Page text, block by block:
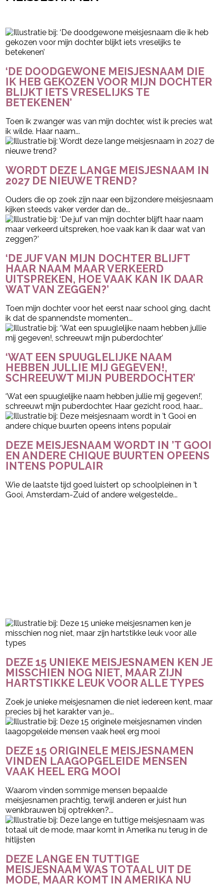
‘DE DOODGEWONE MEISJESNAAM DIE
IK HEB GEKOZEN VOOR MIJN DOCHTER
BLIJKT IETS VRESELIJKS TE
BETEKENEN’
Toen ik zwanger was van mijn dochter, wist ik precies wat
ik wilde. Haar naam...
WORDT DEZE LANGE MEISJESNAAM IN
2027 DE NIEUWE TREND?
Ouders die op zoek zijn naar een bijzondere meisjesnaam
kijken steeds vaker verder dan de...
‘DE JUF VAN MIJN DOCHTER BLIJFT
HAAR NAAM MAAR VERKEERD
UITSPREKEN, HOE VAAK KAN IK DAAR
WAT VAN ZEGGEN?’
Toen mijn dochter voor het eerst naar school ging, dacht
ik dat de spannendste momenten...
‘WAT EEN SPUUGLELIJKE NAAM
HEBBEN JULLIE MIJ GEGEVEN!,
SCHREEUWT MIJN PUBERDOCHTER’
‘Wat een spuuglelijke naam hebben jullie mij gegeven!’,
schreeuwt mijn puberdochter. Haar gezicht rood, haar...
DEZE MEISJESNAAM WORDT IN ’T GOOI
EN ANDERE CHIQUE BUURTEN OPEENS
INTENS POPULAIR
Wie de laatste tijd goed luistert op schoolpleinen in ’t
Gooi, Amsterdam-Zuid of andere welgestelde...
DEZE 15 UNIEKE MEISJESNAMEN KEN JE
MISSCHIEN NOG NIET, MAAR ZIJN
HARTSTIKKE LEUK VOOR ALLE TYPES
Zoek je unieke meisjesnamen die niet iedereen kent, maar
precies bij het karakter van je...
DEZE 15 ORIGINELE MEISJESNAMEN
VINDEN LAAGOPGELEIDE MENSEN
VAAK HEEL ERG MOOI
Waarom vinden sommige mensen bepaalde
meisjesnamen prachtig, terwijl anderen er juist hun
wenkbrauwen bij optrekken?...
DEZE LANGE EN TUTTIGE
MEISJESNAAM WAS TOTAAL UIT DE
MODE, MAAR KOMT IN AMERIKA NU